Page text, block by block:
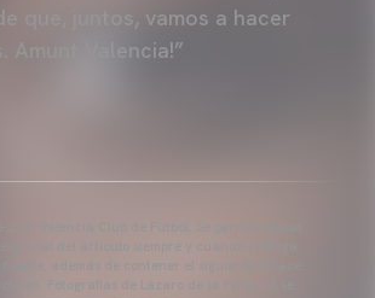
que, juntos, vamos a hacer
Amunt Valencia!”
fuente, además de contener el siguiente enlace:
Fotografías de Lázaro de la Peña, no se